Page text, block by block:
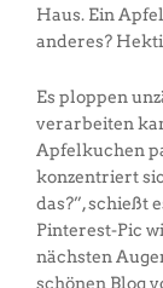
Haus. Ein
anderes?
Es ploppen
verarbeiten
Apfelkuchen
konzentriert
das?”, schießt
Pinterest-Pic
nächsten
schönen Blog